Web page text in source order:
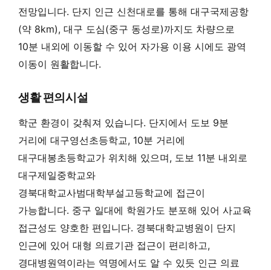
전망입니다. 단지 인근 신천대로를 통해 대구국제공항
(약 8km), 대구 도심(중구 동성로)까지도 차량으로
10분 내외에 이동할 수 있어 자가용 이용 시에도 광역
이동이 원활합니다.
생활 편의시설
학군 환경이 갖춰져 있습니다. 단지에서 도보 9분
거리에 대구영선초등학교, 10분 거리에
대구대봉초등학교가 위치해 있으며, 도보 11분 내외로
대구제일중학교와
경북대학교사범대학부설고등학교에 접근이
가능합니다. 중구 일대에 학원가도 분포해 있어 사교육
접근성도 양호한 편입니다. 경북대학교병원이 단지
인근에 있어 대형 의료기관 접근이 편리하고,
경대병원역이라는 역명에서도 알 수 있듯 인근 의료